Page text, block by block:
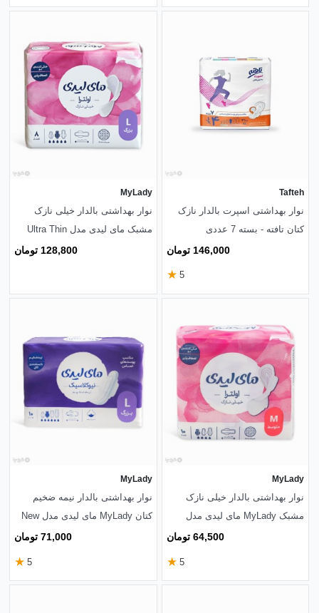
Tafteh
نوار بهداشتی اسپرت بالدار نازک
کتان تافته - بسته 7 عددی
146,000 تومان
5
★
MyLady
نوار بهداشتی بالدار خیلی نازک
مشبک مای لیدی مدل Ultra Thin
128,800 تومان
MyLady
نوار بهداشتی بالدار خیلی نازک
مشبک MyLady مای لیدی مدل
Instant Dry متوسط - بسته 1064,500 تومان
5
★
MyLady
نوار بهداشتی بالدار نیمه ضخیم
کتان MyLady مای لیدی مدل New
Classic Sensitive بزرگ - بسته 10
71,000 تومان
5
★